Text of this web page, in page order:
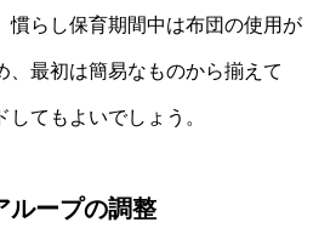
慣らし保育期間中は布団の使用が
、最初は簡易なものから揃えて
てもよいでしょう。
ループの調整